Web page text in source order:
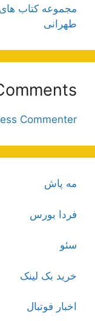
مجموعه کتاب
طهرانی
Commenter
مه پاش
فردا بورس
سئو
خرید بک لینک
اخبار فوتبال